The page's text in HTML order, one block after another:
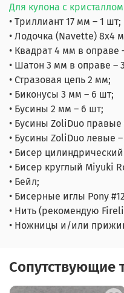
Для кулона с
• Триллиант 17 мм – 1 шт;
• Лодочка (Navette) 8х4
• Квадрат 4 мм в оправе
• Шатон 3 мм в оправе –
• Стразовая цепь 2 мм;
• Биконусы 3 мм – 6 шт;
• Бусины 2 мм – 6 шт;
• Бусины ZoliDuo правые
• Бусины ZoliDuo левые
• Бисер
• Бисер круглый Miyuki
• Бейл;
• Бисерные иглы Pony
• Нить (рекомендую
• Ножницы и/или
Сопутствующие